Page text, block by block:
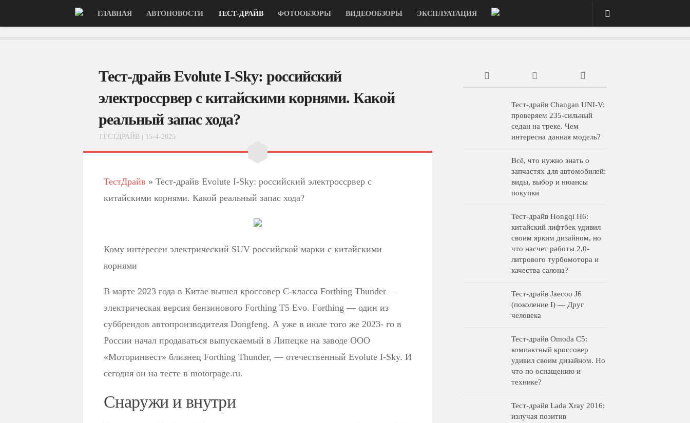
ГЛАВНАЯ АВТОНОВОСТИ ТЕСТ-ДРАЙВ ФОТООБЗОРЫ ВИДЕООБЗОРЫ ЭКСПЛУАТАЦИЯ
Тест-драйв Evolute I-Sky: российский
электроссрвер с китайскими корнями. Какой
реальный запас хода?
ТЕСТДРАЙВ | 15-4-2025
ТестДрайв » Тест-драйв Evolute I-Sky: российский электроссрвер с
китайскими корнями. Какой реальный запас хода?
Кому интересен электрический SUV российской марки с китайскими
корнями
В марте 2023 года в Китае вышел кроссовер С-класса Forthing Thunder —
электрическая версия бензинового Forthing T5 Evo. Forthing — один из
суббрендов автопроизводителя Dongfeng. А уже в июле того же 2023- го в
России начал продаваться выпускаемый в Липецке на заводе ООО
«Моторинвест» близнец Forthing Thunder, — отечественный Evolute I-Sky. И
сегодня он на тесте в motorpage.ru.
Снаружи и внутри
Тест-драйв Changan UNI-V:
проверяем 235-сильный
седан на треке. Чем
интересна данная модель?
Всё, что нужно знать о
запчастях для автомобилей:
виды, выбор и нюансы
покупки
Тест-драйв Hongqi H6:
китайский лифтбек удивил
своим ярким дизайном, но
что насчет работы 2,0-
литрового турбомотора и
качества салона?
Тест-драйв Jaecoo J6
(поколение I) — Друг
человека
Тест-драйв Omoda C5:
компактный кроссовер
удивил своим дизайном. Но
что по оснащению и
технике?
Тест-драйв Lada Xray 2016:
излучая позитив